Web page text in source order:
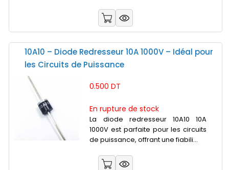
10A10 – Diode Redresseur 10A 1000V – Idéal pour
les Circuits de Puissance
0.500 DT
En rupture de stock
La diode redresseur 10A10 10A
1000V est parfaite pour les circuits
de puissance, offrant une fiabili...